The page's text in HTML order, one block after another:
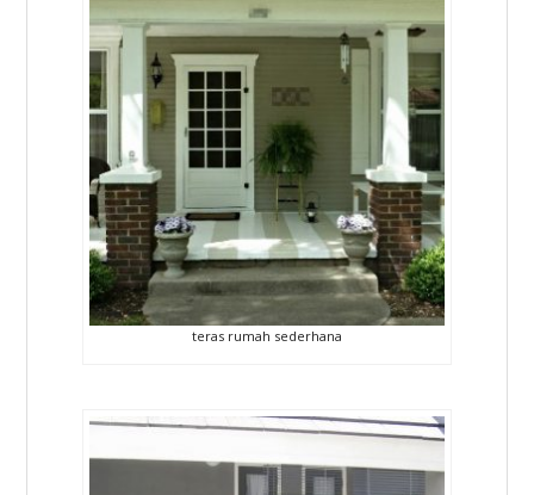
teras rumah sederhana